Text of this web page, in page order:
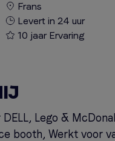
Frans
Levert in 24 uur
10 jaar Ervaring
Lego &
booth, Werkt voor